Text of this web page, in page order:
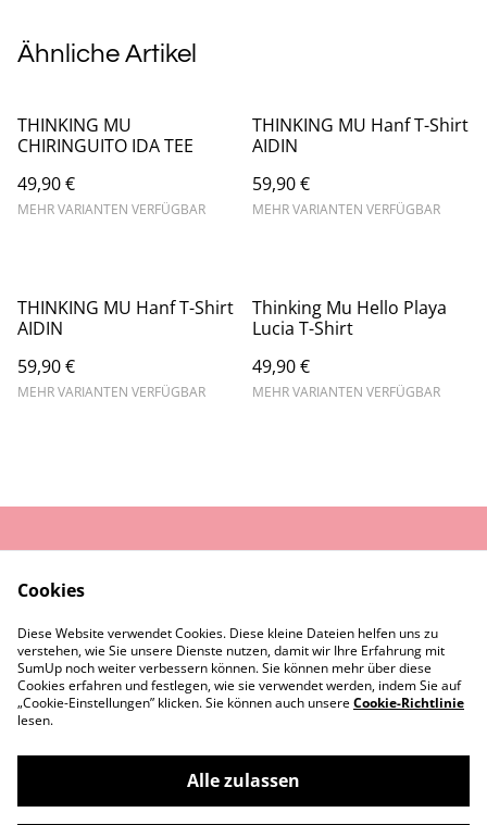
Ähnliche Artikel
THINKING MU
CHIRINGUITO IDA TEE
49,90 €
MEHR VARIANTEN VERFÜGBAR
THINKING MU Hanf T-Shirt
AIDIN
59,90 €
MEHR VARIANTEN VERFÜGBAR
THINKING MU Hanf T-Shirt
AIDIN
59,90 €
MEHR VARIANTEN VERFÜGBAR
Thinking Mu Hello Playa
Lucia T-Shirt
49,90 €
MEHR VARIANTEN VERFÜGBAR
Rückgaberecht
Kontaktiere uns Impressum
©2026Sister Roots
Cookies
Diese Website verwendet Cookies. Diese kleine Dateien helfen uns zu
verstehen, wie Sie unsere Dienste nutzen, damit wir Ihre Erfahrung mit
SumUp noch weiter verbessern können. Sie können mehr über diese
Cookies erfahren und festlegen, wie sie verwendet werden, indem Sie auf
„Cookie-Einstellungen” klicken. Sie können auch unsereCookie-Richtlinie
lesen.
Alle zulassen